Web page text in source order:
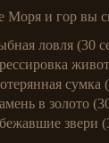
Моря и гор вы
ловля (30
сумка
в золото
звери